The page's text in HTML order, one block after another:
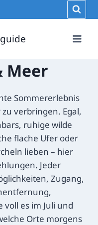
Meer
Sommererlebnis
verbringen. Egal,
ruhige wilde
flache Ufer oder
lieben – hier
Jeder
Zugang,
voll es im Juli und
Orte morgens